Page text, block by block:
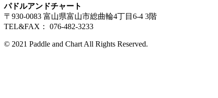
パドルアンドチャート
〒930-0083 富山県富山市総曲輪4丁目6-4 3階
TEL&FAX： 076-482-3233
© 2021 Paddle and Chart All Rights Reserved.